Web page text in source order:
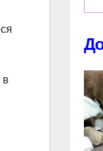
в